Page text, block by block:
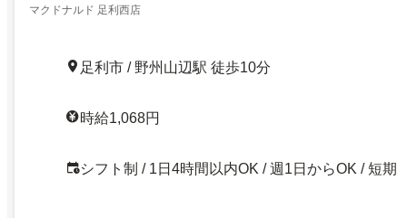
マクドナルド 足利西店
足利市 / 野州山辺駅 徒歩10分
時給1,068円
シフト制 / 1日4時間以内OK / 週1日からOK / 短期